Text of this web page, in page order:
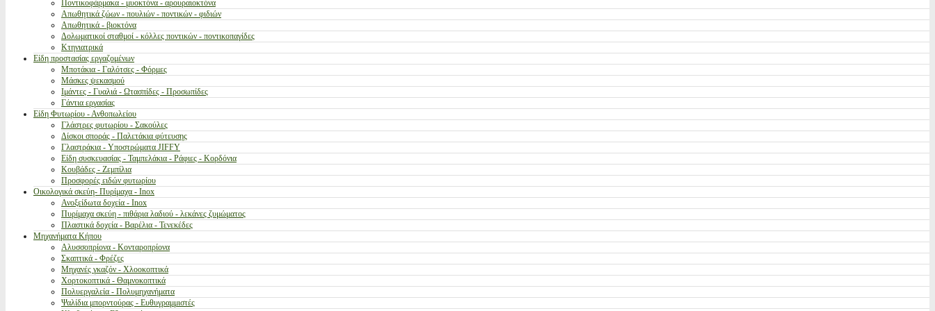
Ποντικοφάρμακα - μυοκτόνα - αρουραιοκτόνα
Απωθητικά ζώων - πουλιών - ποντικών - φιδιών
Απωθητικά - βιοκτόνα
Δολωματικοί σταθμοί - κόλλες ποντικών - ποντικοπαγίδες
Κτηνιατρικά
Είδη προστασίας εργαζομένων
Μποτάκια - Γαλότσες - Φόρμες
Μάσκες ψεκασμού
Ιμάντες - Γυαλιά - Ωτασπίδες - Προσωπίδες
Γάντια εργασίας
Είδη Φυτωρίου - Ανθοπωλείου
Γλάστρες φυτωρίου - Σακούλες
Δίσκοι σποράς - Παλετάκια φύτευσης
Γλαστράκια - Υποστρώματα JIFFY
Είδη συσκευασίας - Ταμπελάκια - Ράφιες - Κορδόνια
Κουβάδες - Ζεμπίλια
Προσφορές ειδών φυτωρίου
Οικολογικά σκεύη- Πυρίμαχα - Inox
Ανοξείδωτα δοχεία - Inox
Πυρίμαχα σκεύη - πιθάρια λαδιού - λεκάνες ζυμώματος
Πλαστικά δοχεία - Βαρέλια - Τενεκέδες
Μηχανήματα Κήπου
Αλυσσοπρίονα - Κονταροπρίονα
Σκαπτικά - Φρέζες
Μηχανές γκαζόν - Χλοοκοπτικά
Χορτοκοπτικά - Θαμνοκοπτικά
Πολυεργαλεία - Πολυμηχανήματα
Ψαλίδια μπορντούρας - Ευθυγραμμιστές